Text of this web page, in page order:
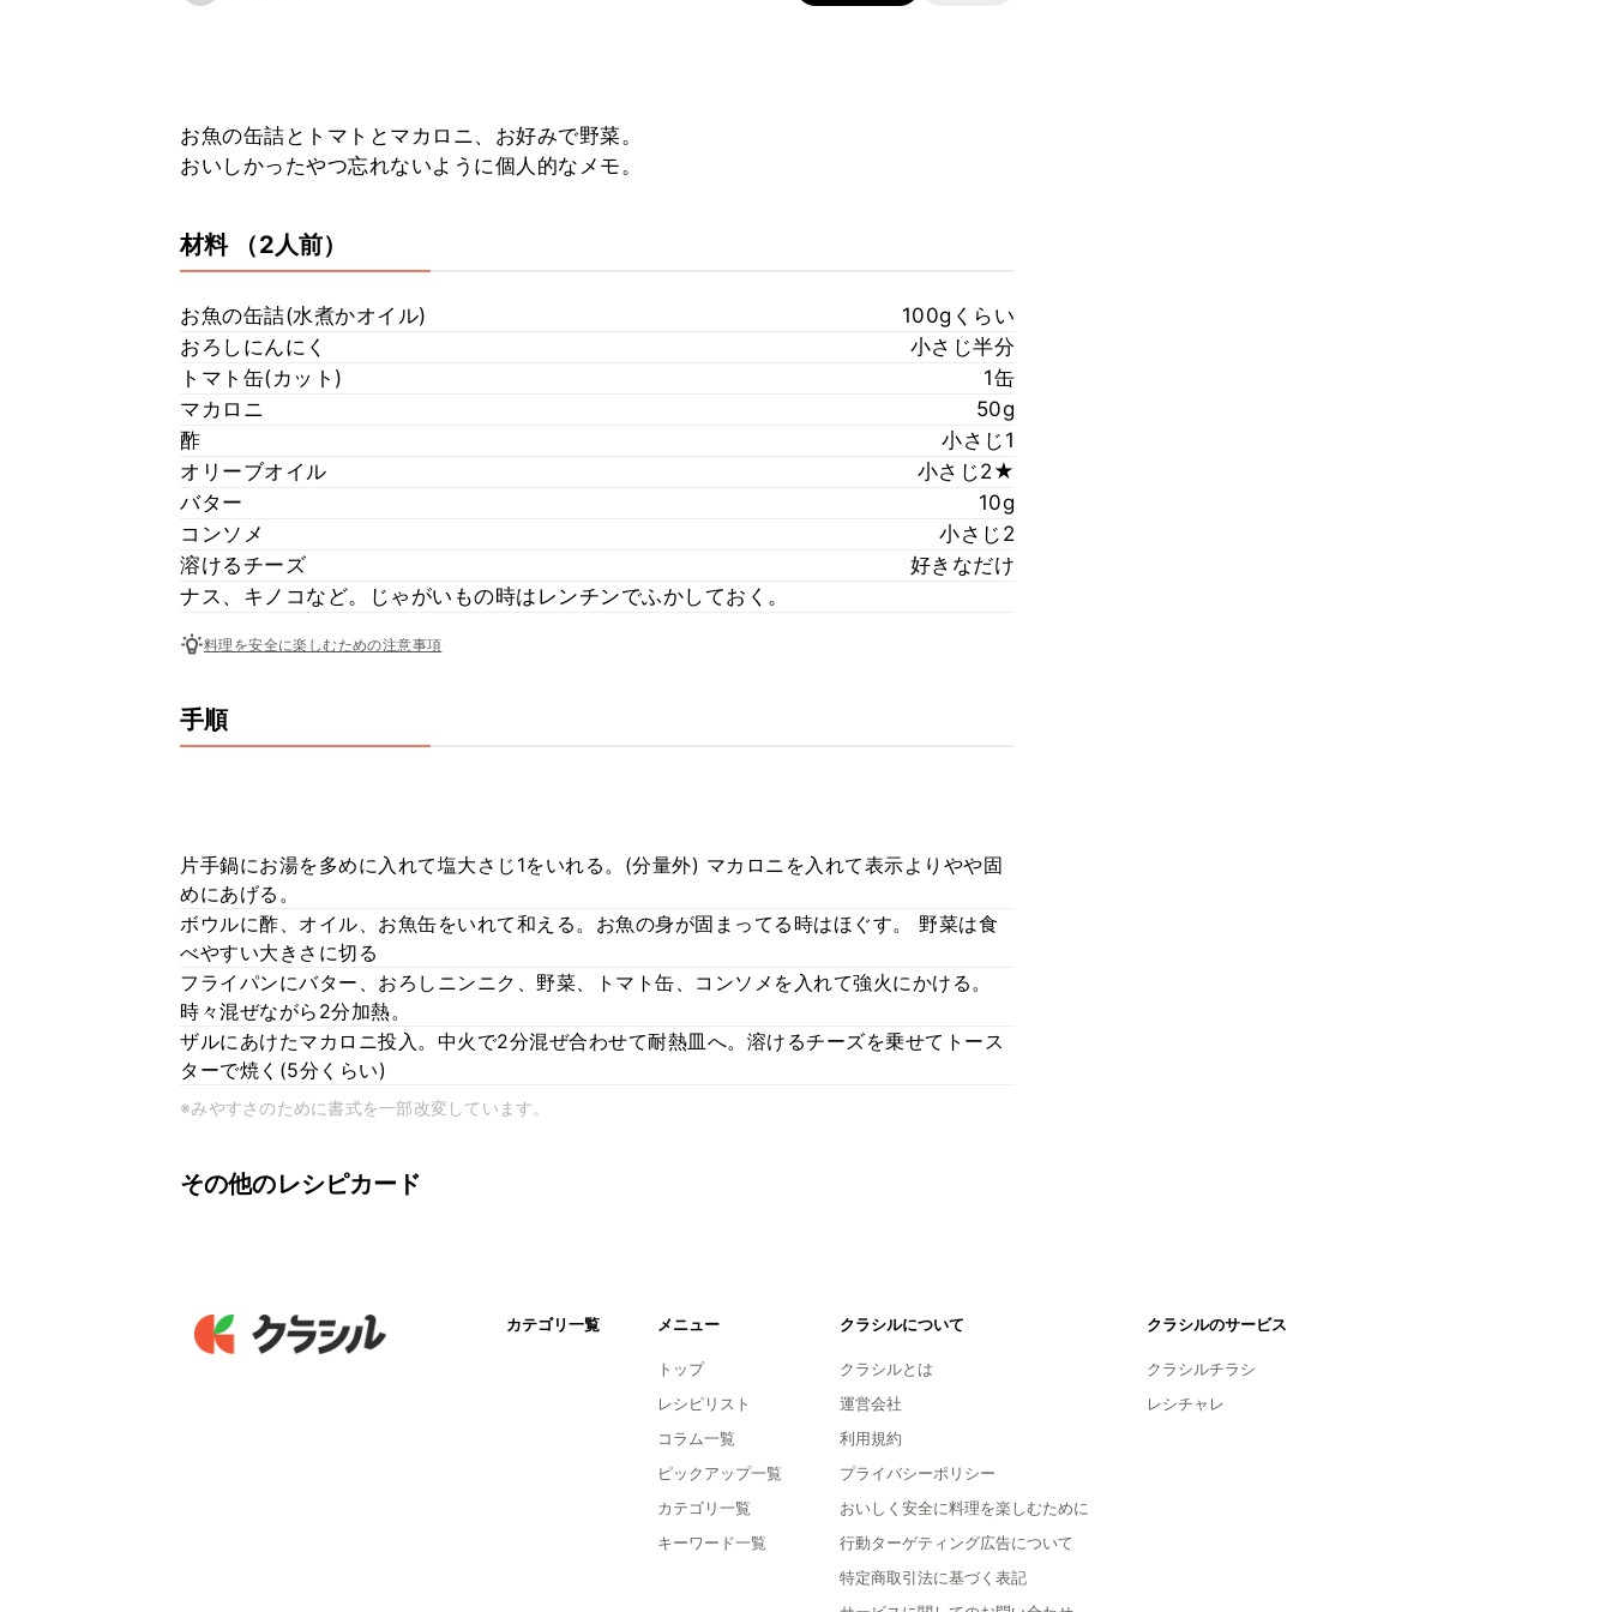
お魚の缶詰とトマトとマカロニ、お好みで野菜。
おいしかったやつ忘れないように個人的なメモ。
材料 （2人前）
お魚の缶詰(水煮かオイル)
100gくらい
おろしにんにく
小さじ半分
トマト缶(カット)
1缶
マカロニ
50g
酢
小さじ1
オリーブオイル
小さじ2★
バター
10g
コンソメ
小さじ2
溶けるチーズ
好きなだけ
ナス、キノコなど。じゃがいもの時はレンチンでふかしておく。
料理を安全に楽しむための注意事項
手順
片手鍋にお湯を多めに入れて塩大さじ1をいれる。(分量外) マカロニを入れて表示よりやや固
めにあげる。
ボウルに酢、オイル、お魚缶をいれて和える。お魚の身が固まってる時はほぐす。 野菜は食
べやすい大きさに切る
フライパンにバター、おろしニンニク、野菜、トマト缶、コンソメを入れて強火にかける。
時々混ぜながら2分加熱。
ザルにあけたマカロニ投入。中火で2分混ぜ合わせて耐熱皿へ。溶けるチーズを乗せてトース
ターで焼く(5分くらい)
※みやすさのために書式を一部改変しています。
その他のレシピカード
カテゴリ一覧 メニュー
トップ
レシピリスト
コラム一覧
ピックアップ一覧
カテゴリ一覧
キーワード一覧
クラシルについて
クラシルとは
運営会社
利用規約
プライバシーポリシー
おいしく安全に料理を楽しむために
行動ターゲティング広告について
特定商取引法に基づく表記
クラシルのサービス
クラシルチラシ
レシチャレ